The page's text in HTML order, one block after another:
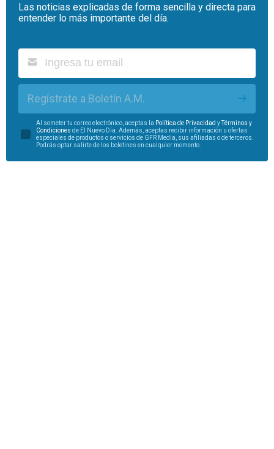
Las noticias explicadas de forma sencilla y directa para
entender lo más importante del día.
Regístrate a Boletín A.M.
Al someter tu correo electrónico, aceptas la Política de Privacidad yTérminos y
Condiciones de El Nuevo Día. Además, aceptas recibir información u ofertas
especiales de productos o servicios de GFR Media, sus afiliadas o de terceros.
Podrás optar salirte de los boletines en cualquier momento.